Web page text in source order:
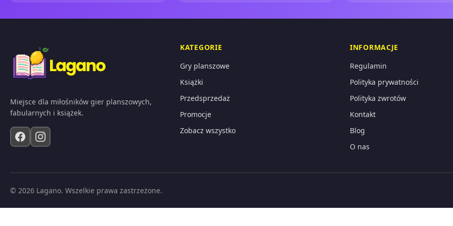
Miejsce dla miłośników gier planszowych,
fabularnych i książek.
KATEGORIE
Gry planszowe
Książki
Przedsprzedaż
Promocje
Zobacz wszystko
INFORMACJE
Regulamin
Polityka prywatności
Polityka zwrotów
Kontakt
Blog
O nas
© 2026 Lagano. Wszelkie prawa zastrzeżone.